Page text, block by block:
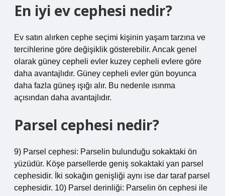
En iyi ev cephesi nedir?
Ev satın alırken cephe seçimi kişinin yaşam tarzına ve
tercihlerine göre değişiklik gösterebilir. Ancak genel
olarak güney cepheli evler kuzey cepheli evlere göre
daha avantajlıdır. Güney cepheli evler gün boyunca
daha fazla güneş ışığı alır. Bu nedenle ısınma
açısından daha avantajlıdır.
Parsel cephesi nedir?
9) Parsel cephesi: Parselin bulunduğu sokaktaki ön
yüzüdür. Köşe parsellerde geniş sokaktaki yan parsel
cephesidir. İki sokağın genişliği aynı ise dar taraf parsel
cephesidir. 10) Parsel derinliği: Parselin ön cephesi ile